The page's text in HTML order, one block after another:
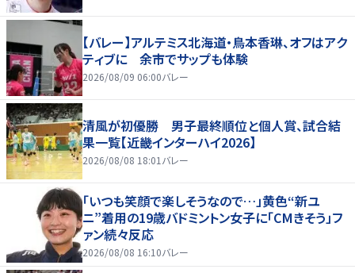
【バレー】アルテミス北海道・鳥本香琳、オフはアク
ティブに 余市でサップも体験
2026/08/09 06:00バレー
清風が初優勝 男子最終順位と個人賞、試合結
果一覧【近畿インターハイ2026】
2026/08/08 18:01 バレー
「いつも笑顔で楽しそうなので…」黄色“新ユ
ニ”着用の19歳バドミントン女子に「CMきそう」フ
ァン続々反応
2026/08/08 16:10バレー